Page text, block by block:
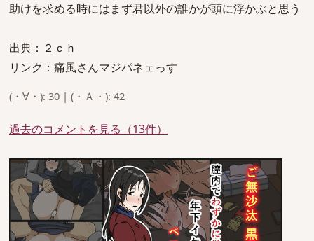
助けを求める時にはまず君以外の誰かが頭に浮かぶと思う
出典：２ｃｈ
リンク：痛風さんマジパネェっす
(・∀・): 30 | (・Ａ・): 42
過去のコメントを見る（13件）